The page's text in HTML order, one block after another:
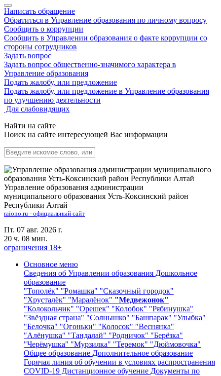
Написать обращение
Обратиться в Управление образования по личному вопросу
Сообщить о коррупции
Сообщить в Управлении образования о факте коррупции со
стороны сотрудников
Задать вопрос
Задать вопрос общественно-значимого характера в
Управление образования
Подать жалобу, или предложение
Подать жалобу, или предложение в Управление образования
по улучшению деятельности
Для слабовидящих
Найти на сайте
Поиск на сайте интересующей Вас информации
Управление образования администрации
муниципального образования Усть-Коксинский район
Республики Алтай
raiono.ru - официальный сайт
Пт. 07 авг. 2026 г.
20 ч. 08 мин.
ограничения 18+
Основное меню
Сведения об Управлении образования Дошкольное
образование
"Тополёк" "Ромашка" "Сказочный городок"
"Хрусталёк" "Маралёнок" "Медвежонок"
"Колокольчик" "Орешек" "Колобок" "Рябинушка"
"Звёздная страна" "Солнышко" "Башпарак" "Улыбка"
"Белочка" "Огоньки" "Колосок" "Веснянка"
"Алёнушка" "Тандалай" "Родничок" "Берёзка"
"Черёмушка" "Мурзилка" "Теремок" "Дюймовочка"
Общее образование Дополнительное образование
Горячая линия об обучении в условиях распространения
COVID-19 Дистанционное обучение Документы по